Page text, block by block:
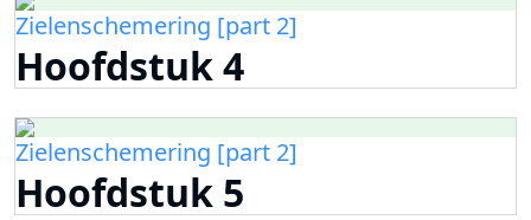
Zielenschemering [part 2]
Hoofdstuk 4
Zielenschemering [part 2]
Hoofdstuk 5